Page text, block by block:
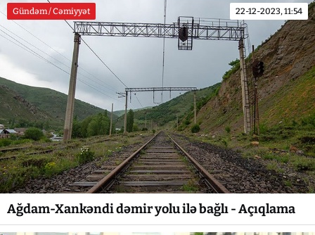
Gündəm / Cəmiyyət 22-12-2023, 11:54
Ağdam-Xankəndi dəmir yolu ilə bağlı - Açıqlama